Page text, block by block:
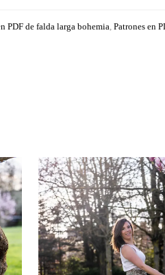
PDF de falda larga bohemia Patrones en